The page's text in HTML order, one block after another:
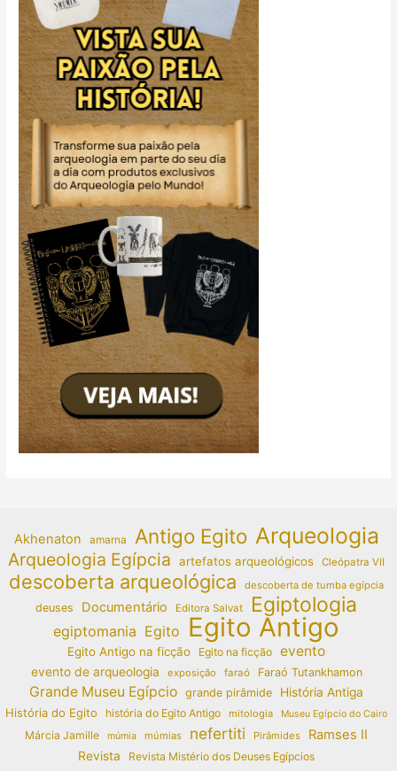
Akhenaton amarna Antigo Egito Arqueologia
Arqueologia Egípcia artefatos arqueológicos Cleópatra VII
descoberta arqueológica descoberta de tumba egípcia
deuses Documentário Editora Salvat Egiptologia
egiptomania Egito Egito Antigo
Egito Antigo na ficção Egito na ficção evento
evento de arqueologia exposição faraó Faraó Tutankhamon
Grande Museu Egípcio grande pirâmide
História Antiga
História do Egito
história do Egito Antigo mitologia Museu Egípcio do Cairo
Márcia Jamille múmia múmias nefertiti Pirâmides Ramses II
Revista
Revista Mistério dos Deuses Egípcios